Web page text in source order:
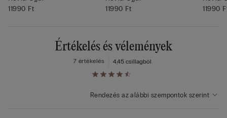
11990 Ft
11990 Ft
11990
Értékelés és vélemények
4,45 csillagból
7 értékelés
Rendezés az alábbi szempontok szerint